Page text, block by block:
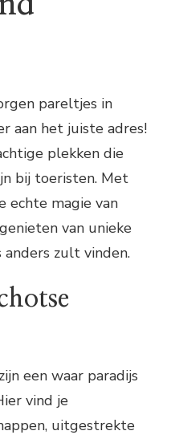
pareltjes in
aan het juiste adres!
plekken die
bij toeristen. Met
echte magie van
van unieke
zult vinden.
een waar paradijs
vind je
uitgestrekte